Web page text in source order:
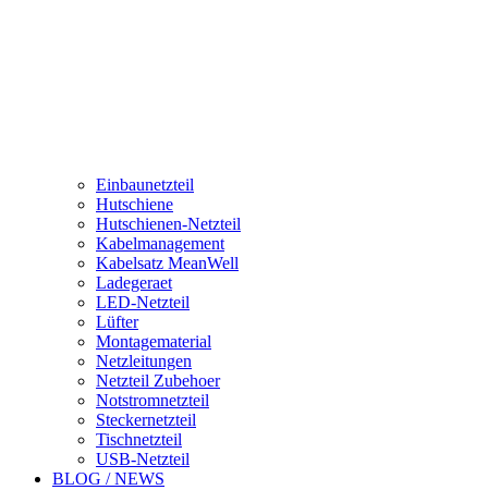
Einbaunetzteil
Hutschiene
Hutschienen-Netzteil
Kabelmanagement
Kabelsatz MeanWell
Ladegeraet
LED-Netzteil
Lüfter
Montagematerial
Netzleitungen
Netzteil Zubehoer
Notstromnetzteil
Steckernetzteil
Tischnetzteil
USB-Netzteil
BLOG / NEWS